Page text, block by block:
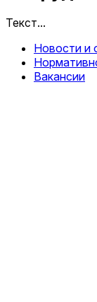
Текст...
Новости и
Вакансии